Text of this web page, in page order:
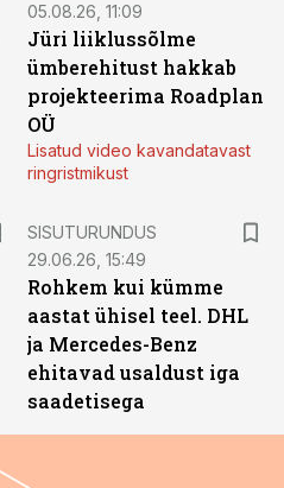
05.08.26, 11:09
Jüri liiklussõlme
ümberehitust hakkab
projekteerima Roadplan
OÜ
Lisatud video kavandatavast
ringristmikust
SISUTURUNDUS
29.06.26, 15:49
Rohkem kui kümme
aastat ühisel teel. DHL
ja Mercedes-Benz
ehitavad usaldust iga
saadetisega